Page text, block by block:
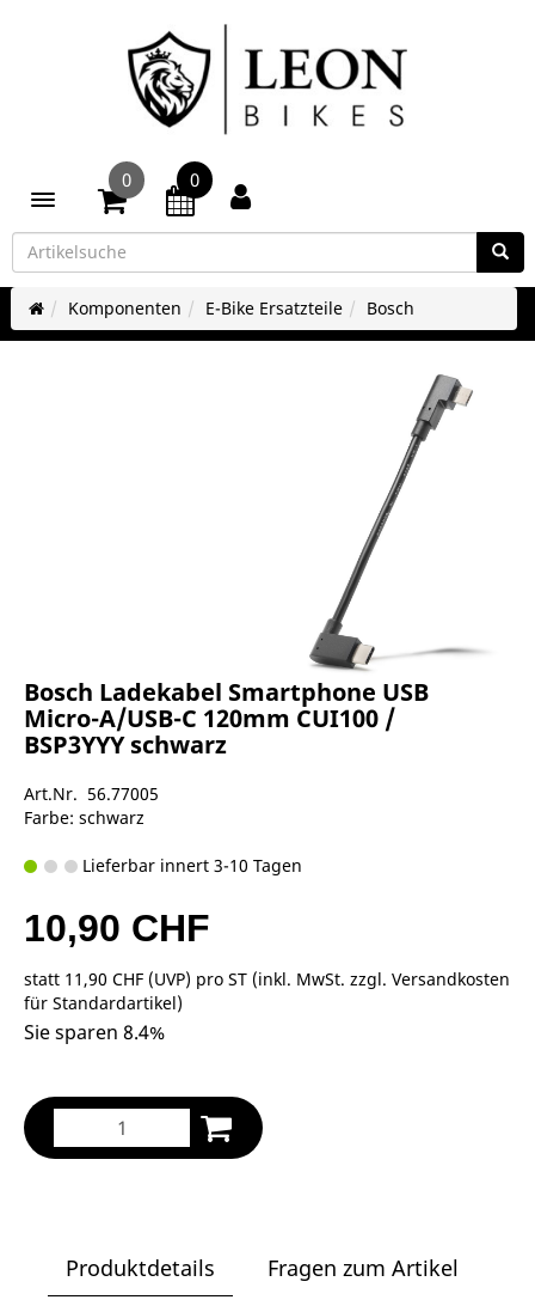
Toggle navigation
0 0
Komponenten E-Bike Ersatzteile Bosch
Bosch Ladekabel Smartphone USB
Micro-A/USB-C 120mm CUI100 /
BSP3YYY schwarz
Art.Nr. 56.77005
Farbe: schwarz
Lieferbar innert 3-10 Tagen
10,90 CHF
statt 11,90 CHF (UVP) pro ST (inkl. MwSt. zzgl. Versandkosten
für Standardartikel)
Sie sparen 8.4%
Produktdetails
Fragen zum Artikel